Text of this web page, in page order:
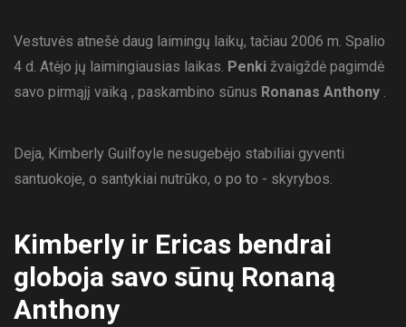
Vestuvės atnešė daug laimingų laikų, tačiau 2006 m. Spalio
4 d. Atėjo jų laimingiausias laikas. Penki žvaigždė pagimdė
savo pirmąjį vaiką , paskambino sūnus Ronanas Anthony .
Deja, Kimberly Guilfoyle nesugebėjo stabiliai gyventi
santuokoje, o santykiai nutrūko, o po to - skyrybos.
Kimberly ir Ericas bendrai
globoja savo sūnų Ronaną
Anthony